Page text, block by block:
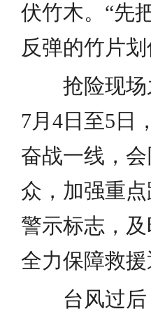
伏竹木。“先
反弹的竹片
抢险现场
7月4日至5日
奋战一线，
众，加强重
警示标志，
全力保障救援
台风过后